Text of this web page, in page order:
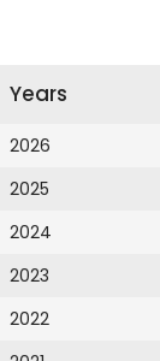
Years
2026
2025
2024
2023
2022